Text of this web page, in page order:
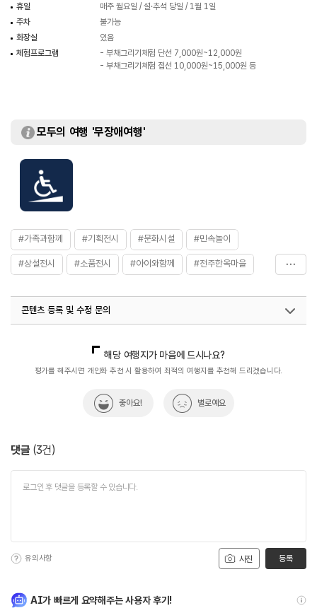
휴일
매주 월요일 / 설·추석 당일 / 1월 1일
주차
불가능
화장실
있음
체험프로그램
- 부채그리기체험 단선 7,000원~12,000원
- 부채그리기체험 접선 10,000원~15,000원 등
모두의 여행 '무장애여행'
#가족과함께 #기획전시 #문화시설 #민속놀이
#상설전시 #소품전시 #아이와함께 #전주한옥마을
#한지부채만들기체험
콘텐츠 등록 및 수정 문의
열린관광콘텐츠팀(열린관광-모두의여행)
033-738-3425
해당 여행지가 마음에 드시나요?
평가를 해주시면 개인화 추천 시 활용하여 최적의 여행지를 추천해 드리겠습니다.
좋아요! 별로예요
댓글 (3건)
사진
유의사항 등록
AI가 빠르게 요약해주는 사용자 후기!